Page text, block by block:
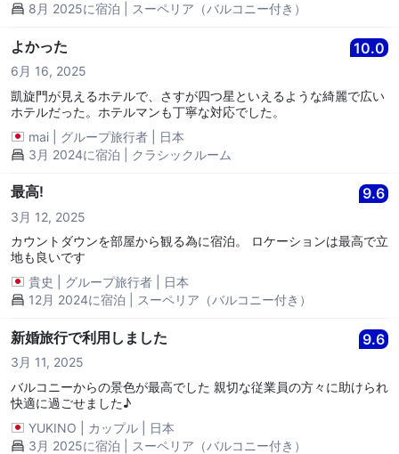
8月 2025に宿泊 | スーペリア（バルコニー付き）
よかった 10.0
6月 16, 2025
凱旋門が見えるホテルで、さすが四つ星といえるような綺麗で広い
ホテルだった。ホテルマンも丁寧な対応でした。
mai
グループ旅行者
日本
3月 2024に宿泊 | クラシックルーム
最高! 9.6
3月 12, 2025
カウントダウンを部屋から観る為に宿泊。 ロケーションは最高で立
地も良いです
貴史
グループ旅行者
日本
12月 2024に宿泊 | スーペリア（バルコニー付き）
新婚旅行で利用しました 9.6
3月 11, 2025
バルコニーからの景色が最高でした 親切な従業員の方々に助けられ
快適に過ごせました♪
YUKINO
カップル
日本
3月 2025に宿泊 | スーペリア（バルコニー付き）